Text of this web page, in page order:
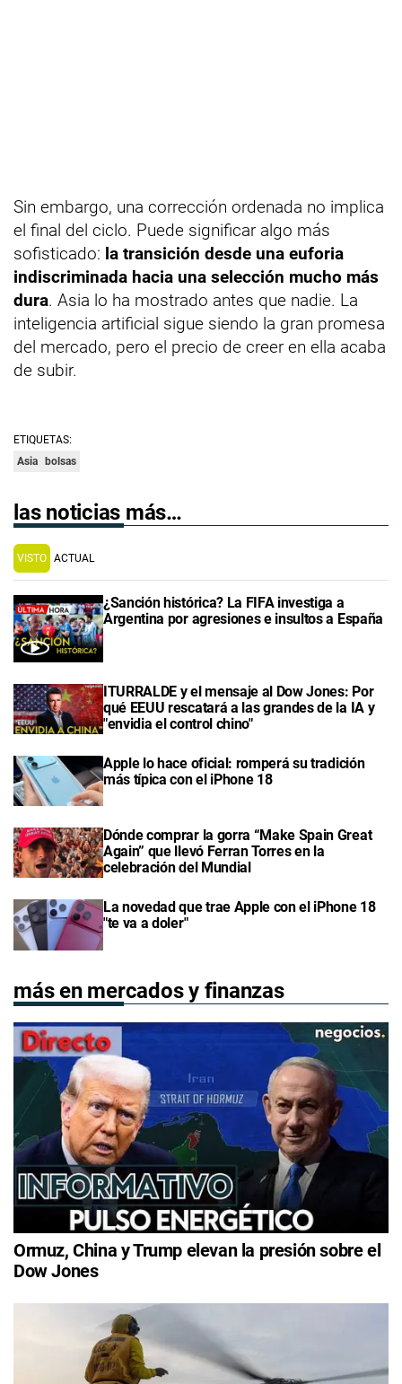
Sin embargo, una corrección ordenada no implica
el final del ciclo. Puede significar algo más
sofisticado: la transición desde una euforia
indiscriminada hacia una selección mucho más
dura. Asia lo ha mostrado antes que nadie. La
inteligencia artificial sigue siendo la gran promesa
del mercado, pero el precio de creer en ella acaba
de subir.
ETIQUETAS:
Asia bolsas
las noticias más…
VISTO ACTUAL
¿Sanción histórica? La FIFA investiga a
Argentina por agresiones e insultos a España
ITURRALDE y el mensaje al Dow Jones: Por
qué EEUU rescatará a las grandes de la IA y
"envidia el control chino"
Apple lo hace oficial: romperá su tradición
más típica con el iPhone 18
Dónde comprar la gorra “Make Spain Great
Again” que llevó Ferran Torres en la
celebración del Mundial
La novedad que trae Apple con el iPhone 18
"te va a doler"
más en mercados y finanzas
Ormuz, China y Trump elevan la presión sobre el
Dow Jones